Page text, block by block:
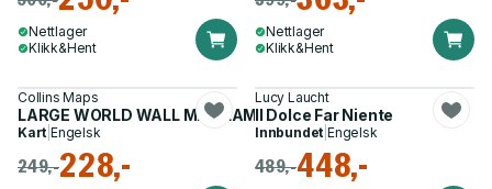
Nettlager
Klikk&Hent
Nettlager
Klikk&Hent
Collins Maps
LARGE WORLD WALL MAP LAMINATED
Kart |Engelsk
249,-228,-
Lucy Laucht
Il Dolce Far Niente
Innbundet |Engelsk
489,-448,-